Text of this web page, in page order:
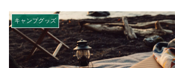
キャンプグッズ